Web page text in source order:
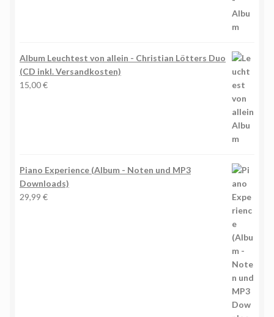
Album Leuchtest von allein - Christian Lötters Duo
(CD inkl. Versandkosten)
15,00€
Piano Experience (Album - Noten und MP3
Downloads)
29,99 €